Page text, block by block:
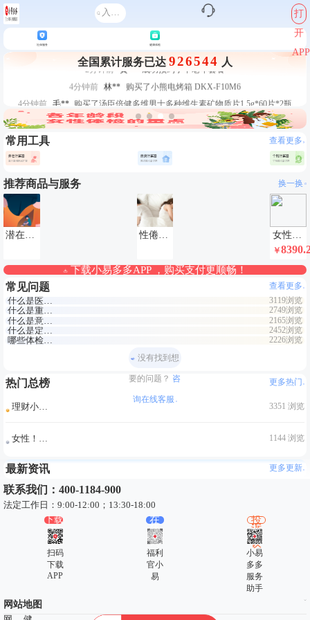
甲状腺癌怎么筛查
打
开
APP
社保服务 健康体检
全国累计服务已达 926544 人
购买了汤臣倍健多维男士多种维生素矿物质片1.5g*60片*2瓶
购买了厨房家用多功能不锈钢刀具六件套装
2分钟前 李** 成功预约了青年白领男套餐
2分钟前
黄** 成功预约了中老年套餐
4分钟前
林**
购买了小熊电烤箱 DKX-F10M6
4分钟前
毛**
购买了汤臣倍健多维男士多种维生素矿物质片1.5g*60片*2瓶
6分钟前 叶** 成功预约了女性防癌筛查套餐
购买了油米有福B款
成功预约了女性健康套餐二档
常用工具 查看更多
推荐商品与服务 换一换
潜在心理创伤测试 性倦怠测评 女性未婚VIP套餐5-26
￥
下载小易多多APP ，购买支付更顺畅！
常见问题 查看更多
3119浏览
什么是重疾险，怎么避坑 2749浏览
2165浏览
2452浏览
哪些体检可以筛查疾病？
2226浏览
没有找到想
要的问题？ 咨
询在线客服
热门总榜 更多热门
理财小百科：如何做好家庭保险规划 3351 浏览
女性！不同年龄要注意这些疾病！40岁的这个疾病最需要注意！ 1144 浏览
最新资讯 更多更新
联系我们：400-1184-900
法定工作日：9:00-12:00；13:30-18:00
下载
app
在
线
咨
询
投
诉
建
议
扫码
下载
APP
福利
官小
易
小易
多多
服务
助手
网站地图